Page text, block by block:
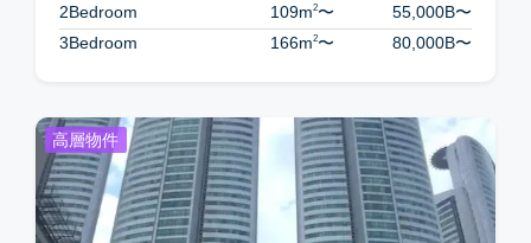
2Bedroom
109m2〜 55,000B〜
3Bedroom
166m2〜 80,000B〜
高層物件